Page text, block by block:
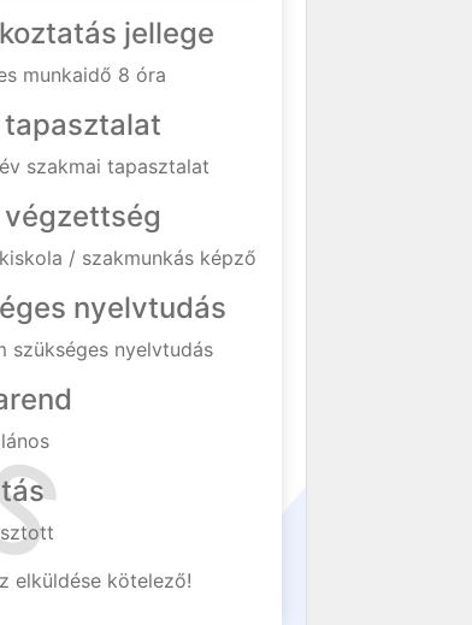
jellege
munkaidő 8 óra
tapasztalat
szakmai tapasztalat
/ szakmunkás képző
nyelvtudás
szükséges nyelvtudás
elküldése kötelező!